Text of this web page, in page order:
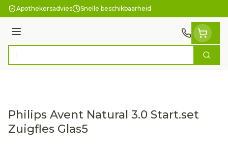
Ga naar de inhoud
Apothekersadvies Snelle beschikbaarheid
Menu
Product, merk, categorie... Zoek
Philips Avent Natural 3.0 Start.set
Zuigfles Glas5